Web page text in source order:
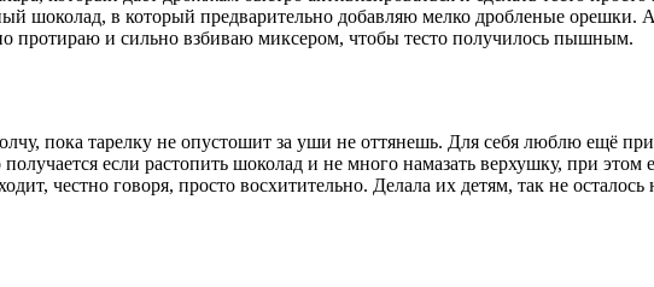
шоколад, в который предварительно добавляю мелко дробленые орешки.
протираю и сильно взбиваю миксером, чтобы тесто получилось пышным.
пока тарелку не опустошит за уши не оттянешь. Для себя люблю ещё
если растопить шоколад и не много намазать верхушку, при
честно говоря, просто восхитительно. Делала их детям, так не